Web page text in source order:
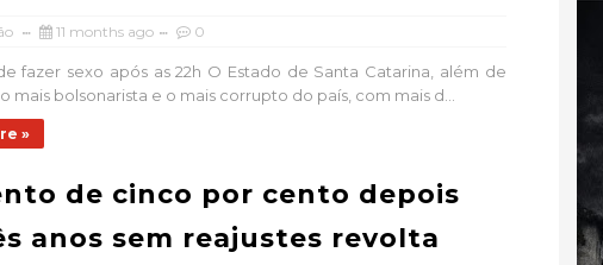
11 months ago 0
fazer sexo após as 22h O Estado de Santa Catarina, além de
mais bolsonarista e o mais corrupto do país, com mais d...
»
de cinco por cento depois
anos sem reajustes revolta